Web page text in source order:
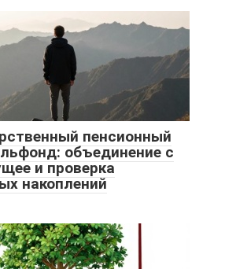
пенсионный
объединение с
и проверка
накоплений